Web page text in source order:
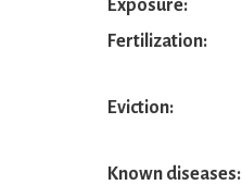
Exposure:
Fertilization:
Eviction:
Known diseases: